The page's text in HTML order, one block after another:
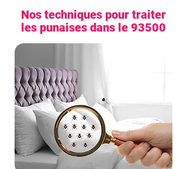
Nos techniques pour traiter
les punaises dans le 93500